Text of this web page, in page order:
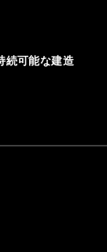
続可能な建造